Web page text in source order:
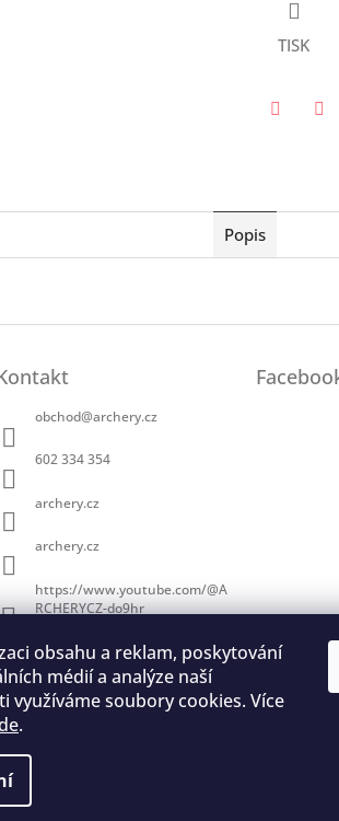
obsahu a reklam, poskytování
médií a analýze naší
využíváme soubory cookies. Více
.
TISK
Popis
obchod@archery.cz
602 334 354
archery.cz
archery.cz
https://www.youtube.com/@A
RCHERYCZ-do9hr
na lukostřelbu